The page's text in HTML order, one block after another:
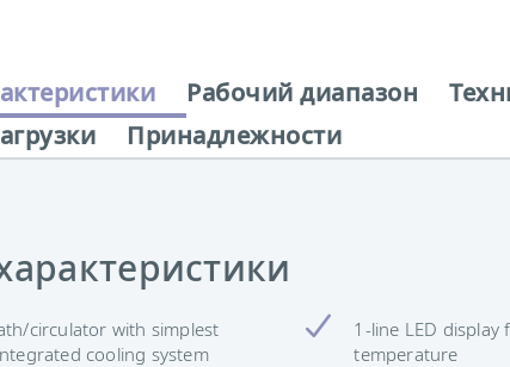
Рабочий диапазон
Принадлежности
circulator with simplest
cooling system
1-line LED
temperature